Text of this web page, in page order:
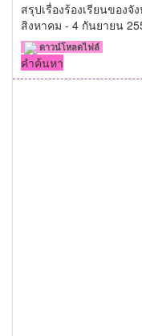
สรุปเรื่องร้องเรียนของ
สิงหาคม - 4 กันยายน
ดาวน์โหลดไฟล์
คำค้นหา